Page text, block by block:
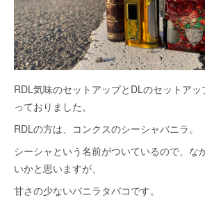
RDL気味のセットアップとDLのセットア
っておりました。
RDLの方は、コンクスのシーシャバニラ。
シーシャという名前がついているので、な
いかと思いますが、
甘さの少ないバニラタバコです。